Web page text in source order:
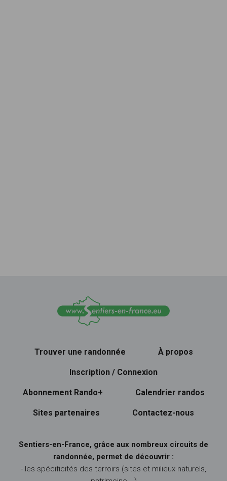
Trouver une randonnée À propos
Inscription / Connexion
Abonnement Rando+ Calendrier randos
Sites partenaires Contactez-nous
Sentiers-en-France, grâce aux nombreux circuits de
randonnée, permet de découvrir :
- les spécificités des terroirs (sites et milieux naturels,